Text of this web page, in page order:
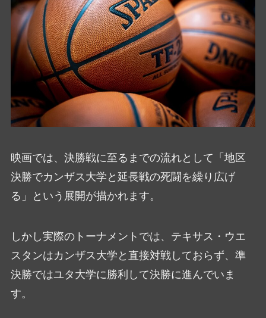
映画では、決勝戦に至るまでの流れとして「地区
決勝でカンザス大学と延長戦の死闘を繰り広げ
る」という展開が描かれます。
しかし実際のトーナメントでは、テキサス・ウエ
スタンはカンザス大学と直接対戦しておらず、準
決勝ではユタ大学に勝利して決勝に進んでいま
す。